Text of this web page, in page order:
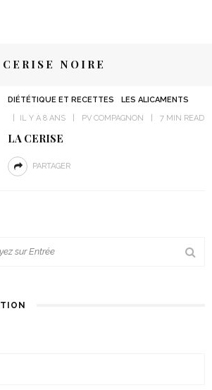
CERISE NOIRE
DIÉTÉTIQUE ET RECETTES
LES ALICAMENTS
IL Y A 8 ANS
PV COMPAGNON 7 MIN READ
LA CERISE
PARTAGER